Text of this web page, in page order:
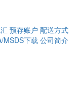
预存账户 配送方式
MSDS下载 公司简介